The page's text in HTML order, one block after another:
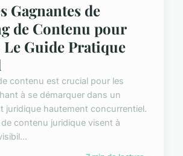
Gagnantes de
de Contenu pour
Le Guide Pratique
contenu est crucial pour les
à se démarquer dans un
juridique hautement concurrentiel.
contenu juridique visent à